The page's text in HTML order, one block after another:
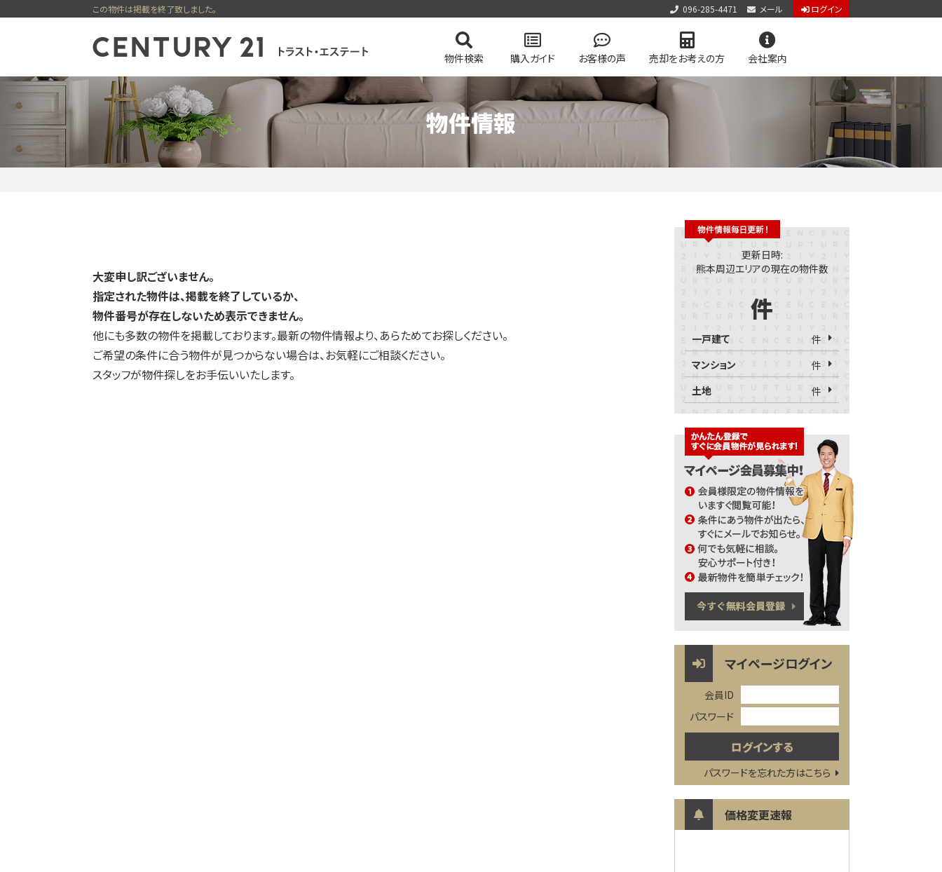
この物件は掲載を終了致しました。 096-285-4471 メール ログイン
物件検索 購入ガイド お客様の声 売却をお考えの方 会社案内
センチュリー21
アクセス
個人情報保護方針
サイトマップ
物件情報
大変申し訳ございません。
指定された物件は、掲載を終了しているか、
物件番号が存在しないため表示できません。
他にも多数の物件を掲載しております。最新の物件情報より、あらためてお探しください。
ご希望の条件に合う物件が見つからない場合は、お気軽にご相談ください。
スタッフが物件探しをお手伝いいたします。
更新日時:
熊本周辺エリアの現在の物件数
件
一戸建て
件
マンション
件
土地
件
マイページログイン
会員ID
パスワード
パスワードを忘れた方はこちら
価格変更速報